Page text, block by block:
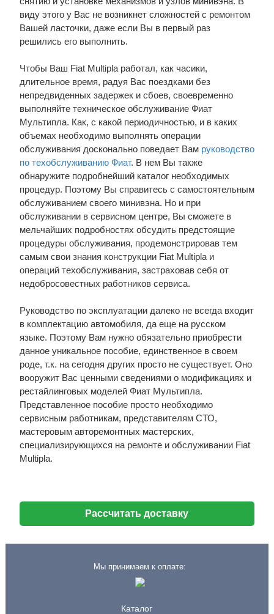
виду этого у Вас не возникнет сложностей с ремонтом
Вашей ласточки, даже если Вы в первый раз
решились его выполнить.
Чтобы Ваш Fiat Multipla работал, как часики,
длительное время, радуя Вас поездками без
непредвиденных задержек и сбоев, своевременно
выполняйте техническое обслуживание Фиат
Мультипла. Как, с какой периодичностью, и в каких
объемах необходимо выполнять операции
обслуживания досконально поведает Вам руководство
по техобслуживанию Фиат. В нем Вы также
обнаружите подробнейший каталог необходимых
процедур. Поэтому Вы справитесь с самостоятельным
обслуживанием своего минивэна. Но и при
обслуживании в сервисном центре, Вы сможете в
мельчайших подробностях обсудить предстоящие
процедуры обслуживания, продемонстрировав тем
самым свои знания конструкции Fiat Multipla и
операций техобслуживания, застраховав себя от
недобросовестных работников сервиса.
Руководство по эксплуатации далеко не всегда входит
в комплектацию автомобиля, да еще на русском
языке. Поэтому Вам нужно обязательно приобрести
данное уникальное пособие, единственное в своем
роде, т.к. на сегодня других просто не существует. Оно
вооружит Вас ценными сведениями о модификациях и
рестайлинговых моделей Фиат Мультипла.
Представленное пособие просто необходимо
сервисным работникам, представителям СТО,
мастеровым авторемонтных мастерских,
специализирующихся на ремонте и обслуживании Fiat
Multipla.
Рассчитать доставку
Мы принимаем к оплате:
Каталог